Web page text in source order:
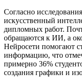
Согласно
искусственный
дипломных работ.
обращаются к ИИ, а
Нейросети помогают
информацию, что
примерно 36%
создания графики и